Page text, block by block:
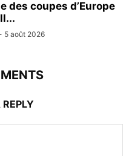
des coupes d’Europe
5 août 2026